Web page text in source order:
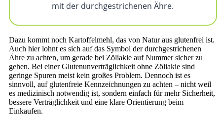
mit der durchgestrichenen Ähre.
Dazu kommt noch Kartoffelmehl, das von Natur aus glutenfrei ist.
Auch hier lohnt es sich auf das Symbol der durchgestrichenen
Ähre zu achten, um gerade bei Zöliakie auf Nummer sicher zu
gehen. Bei einer Glutenunverträglichkeit ohne Zöliakie sind
geringe Spuren meist kein großes Problem. Dennoch ist es
sinnvoll, auf glutenfreie Kennzeichnungen zu achten – nicht weil
es medizinisch notwendig ist, sondern einfach für mehr Sicherheit,
bessere Verträglichkeit und eine klare Orientierung beim
Einkaufen.